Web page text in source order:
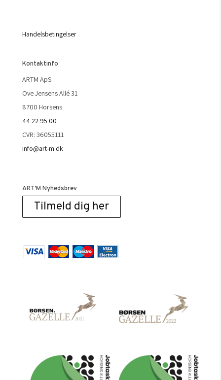
Handelsbetingelser
Kontaktinfo
ARTM ApS
Ove Jensens Allé 31
8700 Horsens
44 22 95 00
CVR: 36055111
info@art-m.dk
ART’M Nyhedsbrev
Tilmeld dig her